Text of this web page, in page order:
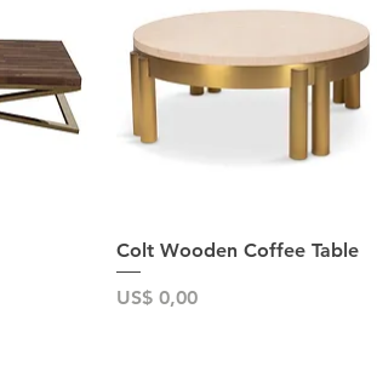
Snel overzicht
Colt Wooden Coffee Table
Prijs
US$ 0,00